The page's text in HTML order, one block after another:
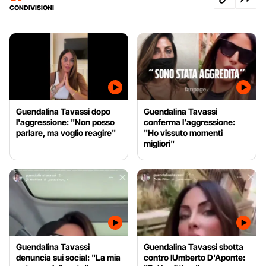
CONDIVISIONI
Guendalina Tavassi dopo
l'aggressione: "Non posso
parlare, ma voglio reagire"
Guendalina Tavassi
conferma l’aggressione:
"Ho vissuto momenti
migliori"
Guendalina Tavassi
denuncia sui social: "La mia
Guendalina Tavassi sbotta
contro lUmberto D'Aponte: